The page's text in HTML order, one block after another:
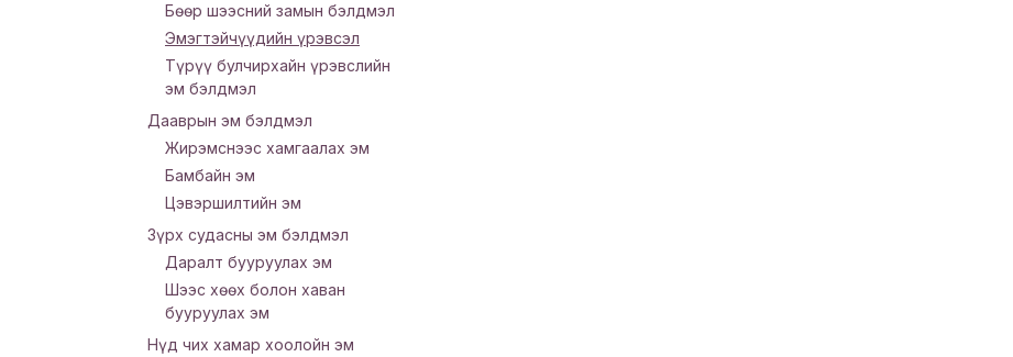
Бөөр шээсний замын бэлдмэл
Эмэгтэйчүүдийн үрэвсэл
Түрүү булчирхайн үрэвслийн
эм бэлдмэл
Дааврын эм бэлдмэл
Жирэмснээс хамгаалах эм
Бамбайн эм
Цэвэршилтийн эм
Зүрх судасны эм бэлдмэл
Даралт бууруулах эм
Шээс хөөх болон хаван
бууруулах эм
Нүд чих хамар хоолойн эм